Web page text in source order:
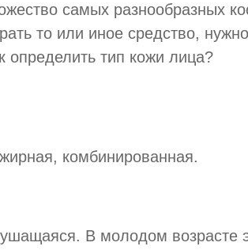
самых разнообразных
то или иное средство,
определить тип кожи лица?
комбинированная.
В молодом возрасте